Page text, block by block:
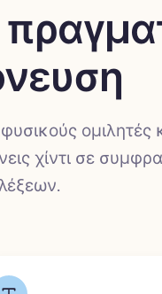
ομιλητές
χίντι σε